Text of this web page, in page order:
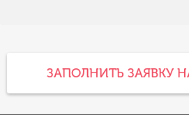
ЗАПОЛНИТЬ ЗАЯВКУ